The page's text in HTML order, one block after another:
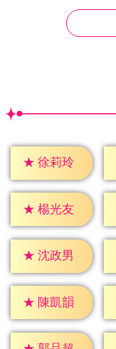
★ 徐莉玲
★ 楊光友
★ 沈政男
★ 陳凱韻